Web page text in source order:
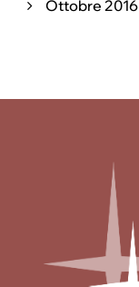
Ottobre 2016